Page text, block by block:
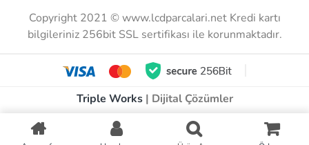
Copyright 2021 © www.lcdparcalari.net Kredi kartı
bilgileriniz 256bit SSL sertifikası ile korunmaktadır.
Triple Works| Dijital Çözümler